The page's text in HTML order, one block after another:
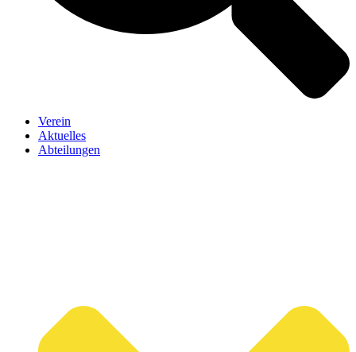
Verein
Aktuelles
Abteilungen